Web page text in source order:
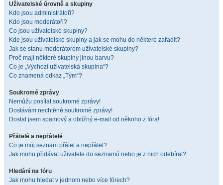
Uživatelské úrovně a skupiny
Kdo jsou administrátoři?
Kdo jsou moderátoři?
Co jsou uživatelské skupiny?
Kde jsou uživatelské skupiny a jak se mohu do některé zařadit?
Jak se stanu moderátorem uživatelské skupiny?
Proč mají některé skupiny jinou barvu?
Co je „Výchozí uživatelská skupina“?
Co znamená odkaz „Tým“?
Soukromé zprávy
Nemůžu posílat soukromé zprávy!
Dostávám nechtěné soukromé zprávy!
Dostal jsem spamový a obtížný e-mail od někoho z fóra!
Přátelé a nepřátelé
Co je můj seznam přátel a nepřátel?
Jak mohu přidávat uživatele do seznamů nebo je z nich odebírat?
Hledání na fóru
Jak mohu hledat v jednom nebo více fórech?